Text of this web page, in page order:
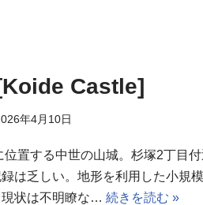
Castle]
年4月10日
置する中世の山城。杉塚2丁目
は乏しい。地形を利用した小規
現状は不明瞭な… 続きを読む »